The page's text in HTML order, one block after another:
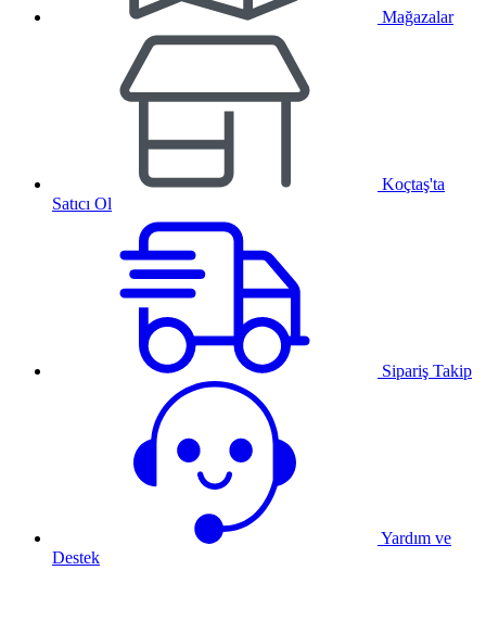
Mağazalar
Koçtaş'ta
Satıcı Ol
Sipariş Takip
Yardım ve
Destek